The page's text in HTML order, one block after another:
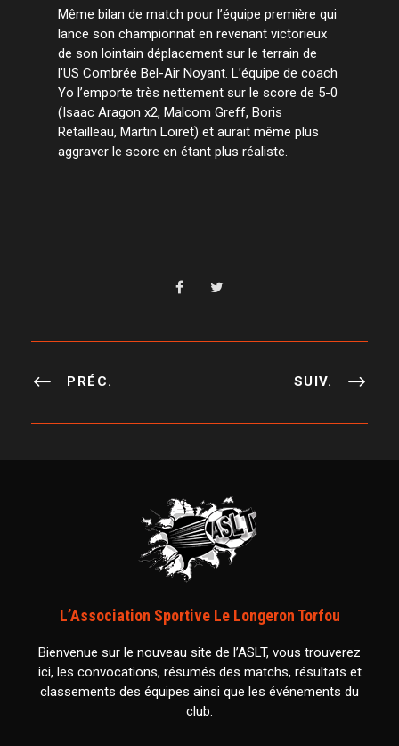
Même bilan de match pour l’équipe première qui
lance son championnat en revenant victorieux
de son lointain déplacement sur le terrain de
l’US Combrée Bel-Air Noyant. L’équipe de coach
Yo l’emporte très nettement sur le score de 5-0
(Isaac Aragon x2, Malcom Greff, Boris
Retailleau, Martin Loiret) et aurait même plus
aggraver le score en étant plus réaliste.
PRÉC. SUIV.
L’Association Sportive Le Longeron Torfou
Bienvenue sur le nouveau site de l’ASLT, vous trouverez
ici, les convocations, résumés des matchs, résultats et
classements des équipes ainsi que les événements du
club.